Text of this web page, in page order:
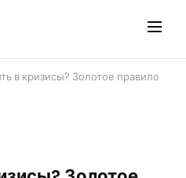
в кризисы? Золотое правило